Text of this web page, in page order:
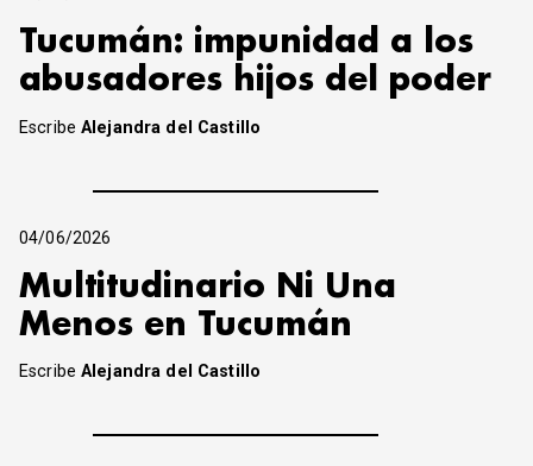
Tucumán: impunidad a los
abusadores hijos del poder
EscribeAlejandra del Castillo
04/06/2026
Multitudinario Ni Una
Menos en Tucumán
EscribeAlejandra del Castillo